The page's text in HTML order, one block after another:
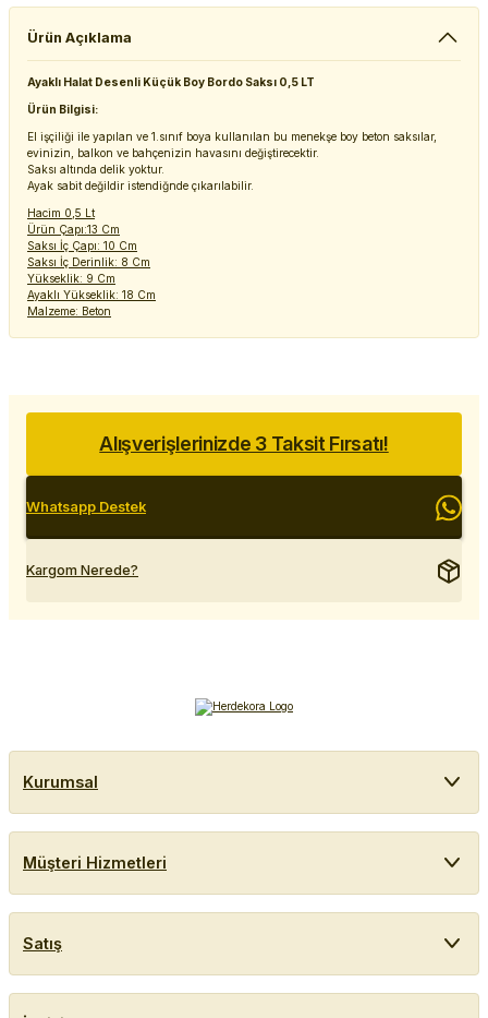
Ürün Açıklama
Ayaklı Halat Desenli Küçük Boy Bordo Saksı 0,5 LT
Ürün Bilgisi:
El işçiliği ile yapılan ve 1.sınıf boya kullanılan bu menekşe boy beton saksılar,
evinizin, balkon ve bahçenizin havasını değiştirecektir.
Saksı altında delik yoktur.
Ayak sabit değildir istendiğnde çıkarılabilir.
Hacim 0,5 Lt
Ürün Çapı:13 Cm
Saksı İç Çapı: 10 Cm
Saksı İç Derinlik: 8 Cm
Yükseklik: 9 Cm
Ayaklı Yükseklik: 18 Cm
Malzeme: Beton
Alışverişlerinizde 3 Taksit Fırsatı!
Whatsapp Destek
Kargom Nerede?
Kurumsal
Müşteri Hizmetleri
Satış